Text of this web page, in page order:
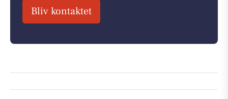
Bliv kontaktet